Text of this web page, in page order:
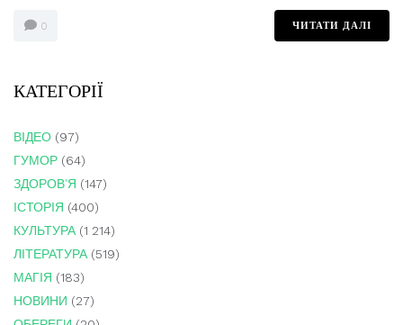
0 ЧИТАТИ ДАЛІ
КАТЕГОРІЇ
ВІДЕО (97)
ГУМОР (64)
ЗДОРОВ'Я (147)
ІСТОРІЯ (400)
КУЛЬТУРА(1 214)
ЛІТЕРАТУРА(519)
МАГІЯ (183)
НОВИНИ (27)